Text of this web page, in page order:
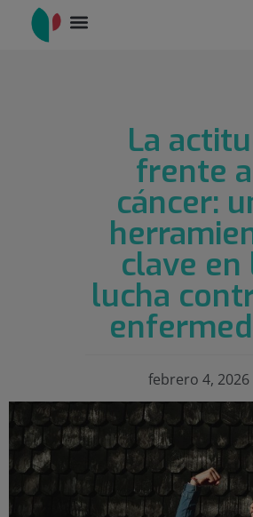
La
frente
cáncer:
clave en
lucha
febrero 4, 2026